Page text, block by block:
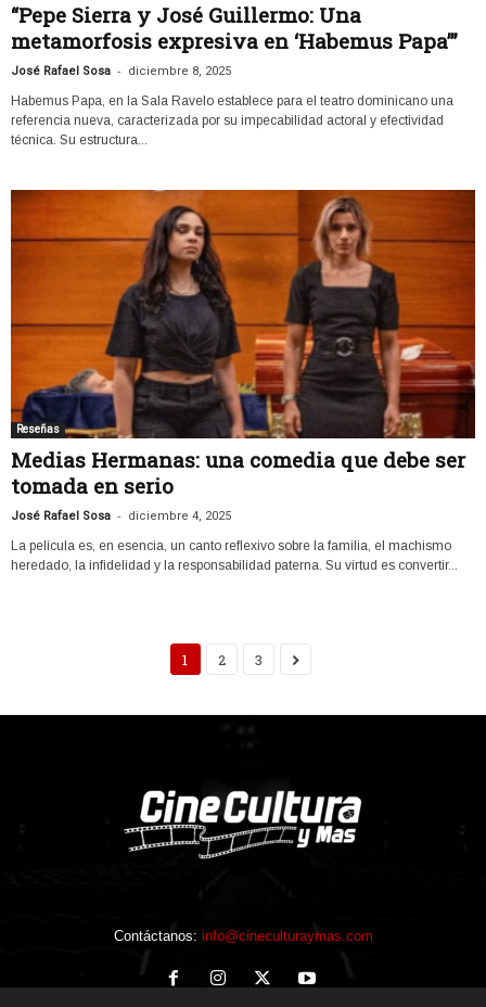
“Pepe Sierra y José Guillermo: Una
metamorfosis expresiva en ‘Habemus Papa’”
José Rafael Sosa - diciembre 8, 2025
Habemus Papa, en la Sala Ravelo establece para el teatro dominicano una
referencia nueva, caracterizada por su impecabilidad actoral y efectividad
técnica. Su estructura...
Reseñas
Medias Hermanas: una comedia que debe ser
tomada en serio
José Rafael Sosa - diciembre 4, 2025
La película es, en esencia, un canto reflexivo sobre la familia, el machismo
heredado, la infidelidad y la responsabilidad paterna. Su virtud es convertir...
1 2 3
Contáctanos: info@cineculturaymas.com